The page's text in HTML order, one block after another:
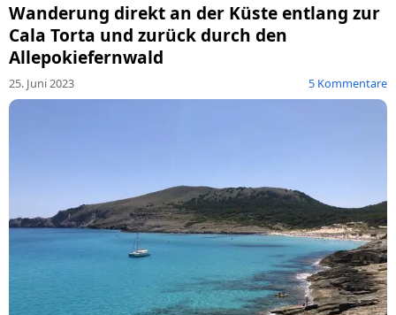
Wanderung direkt an der Küste entlang zur
Cala Torta und zurück durch den
Allepokiefernwald
25. Juni 2023 5 Kommentare